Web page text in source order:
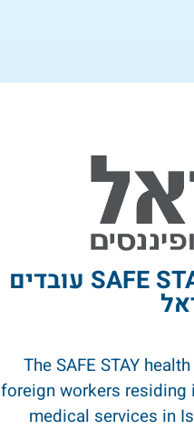
הצעה לביטוח רפואי + SAFE STAY עובדים
The SAFE STAY
foreign workers residing
medical services in